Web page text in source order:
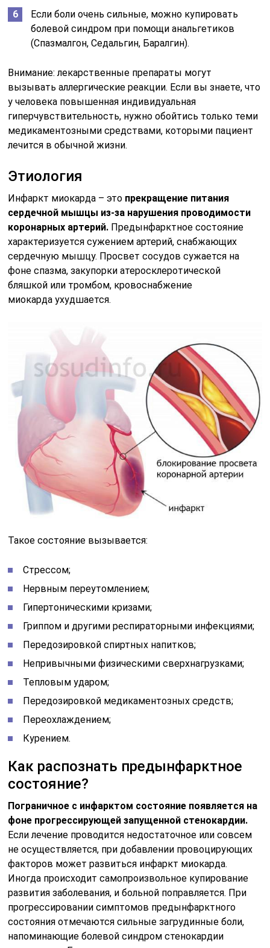
Если боли очень сильные, можно купировать
болевой синдром при помощи анальгетиков
(Спазмалгон, Седальгин, Баралгин).
Внимание: лекарственные препараты могут
вызывать аллергические реакции. Если вы знаете, что
у человека повышенная индивидуальная
гиперчувствительность, нужно обойтись только теми
медикаментозными средствами, которыми пациент
лечится в обычной жизни.
Этиология
Инфаркт миокарда – это прекращение питания
сердечной мышцы из-за нарушения проводимости
коронарных артерий. Предынфарктное состояние
характеризуется сужением артерий, снабжающих
сердечную мышцу. Просвет сосудов сужается на
фоне спазма, закупорки атеросклеротической
бляшкой или тромбом, кровоснабжение
миокарда ухудшается.
Такое состояние вызывается:
Стрессом;
Нервным переутомлением;
Гипертоническими кризами;
Гриппом и другими респираторными инфекциями;
Передозировкой спиртных напитков;
Непривычными физическими сверхнагрузками;
Тепловым ударом;
Передозировкой медикаментозных средств;
Переохлаждением;
Курением.
Как распознать предынфарктное
состояние?
Пограничное с инфарктом состояние появляется на
фоне прогрессирующей запущенной стенокардии.
Если лечение проводится недостаточное или совсем
не осуществляется, при добавлении провоцирующих
факторов может развиться инфаркт миокарда.
Иногда происходит самопроизвольное купирование
развития заболевания, и больной поправляется. При
прогрессировании симптомов предынфарктного
состояния отмечаются сильные загрудинные боли,
напоминающие болевой синдром стенокардии